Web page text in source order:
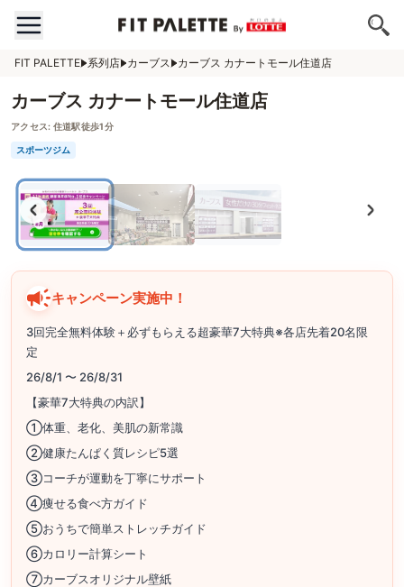
FIT PALETTE 系列店 カーブス カーブス カナートモール住道店
カーブス カナートモール住道店
アクセス: 住道駅徒歩1分
スポーツジム
キャンペーン実施中！
3回完全無料体験＋必ずもらえる超豪華7大特典※各店先着20名限
定
26/8/1 〜 26/8/31
【豪華7大特典の内訳】
①体重、老化、美肌の新常識
②健康たんぱく質レシピ5選
③コーチが運動を丁寧にサポート
④痩せる食べ方ガイド
⑤おうちで簡単ストレッチガイド
⑥カロリー計算シート
⑦カーブスオリジナル壁紙